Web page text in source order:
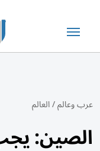
عرب وعالم/العالم
الصين: